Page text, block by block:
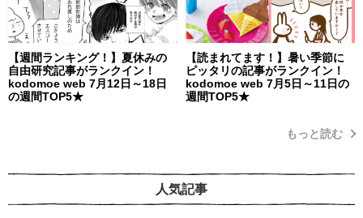
【週間ランキング！】夏休みの
自由研究記事がランクイン！
kodomoe web 7月12日～18日
の週間TOP5★
【読まれてます！】暑い季節に
ピッタリの記事がランクイン！
kodomoe web 7月5日～11日の
週間TOP5★
もっと読む
人気記事